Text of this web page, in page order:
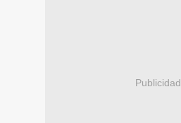
Publicidad